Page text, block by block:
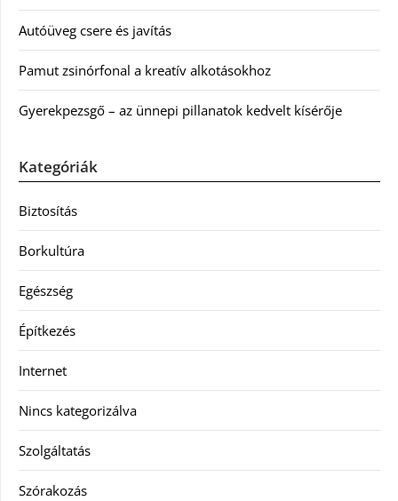
Autóüveg csere és javítás
Pamut zsinórfonal a kreatív alkotásokhoz
Gyerekpezsgő – az ünnepi pillanatok kedvelt kísérője
Kategóriák
Biztosítás
Borkultúra
Egészség
Építkezés
Internet
Nincs kategorizálva
Szolgáltatás
Szórakozás